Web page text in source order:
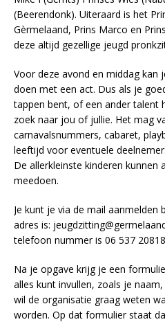
(Beerendonk). Uiteraard is het
Gèrmelaand, Prins Marco en
deze altijd gezellige jeugd
Voor deze avond en middag kan
doen met een act. Dus als je
tappen bent, of een ander talent
zoek naar jou of jullie. Het mag
carnavalsnummers, cabaret,
leeftijd voor eventuele
De allerkleinste kinderen kunnen
meedoen.
Je kunt je via de mail aanmelden
adres is:
telefoon nummer is 06 537
Na je opgave krijg je een
alles kunt invullen, zoals je
wil de organisatie graag weten
worden. Op dat formulier staat